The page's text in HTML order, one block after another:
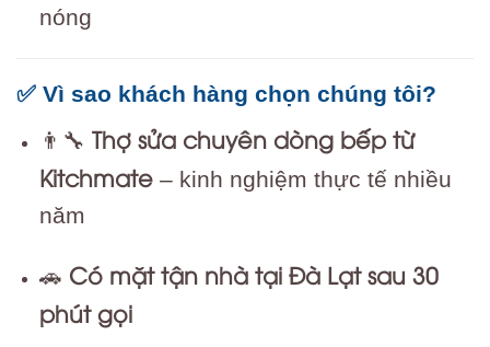
nóng
✅ Vì sao khách hàng chọn chúng tôi?
👨‍🔧 Thợ sửa chuyên dòng bếp từ
Kitchmate– kinh nghiệm thực tế nhiều
năm
🚗 Có mặt tận nhà tại Đà Lạt sau 30
phút gọi